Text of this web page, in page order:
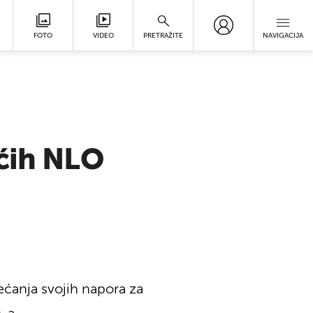
FOTO VIDEO PRETRAŽITE NAVIGACIJA
NLO
svojih napora za